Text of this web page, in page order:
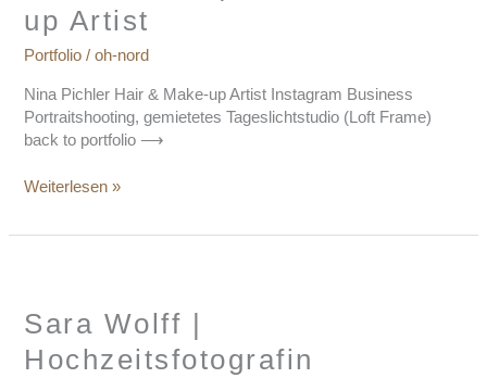
up Artist
Portfolio /oh-nord
Nina Pichler Hair & Make-up Artist Instagram Business
Portraitshooting, gemietetes Tageslichtstudio (Loft Frame)
back to portfolio ⟶
|
Hair
Make-
up
Artist
Weiterlesen »
Sara Wolff |
Hochzeitsfotografin
|
Hochzeitsfotografin